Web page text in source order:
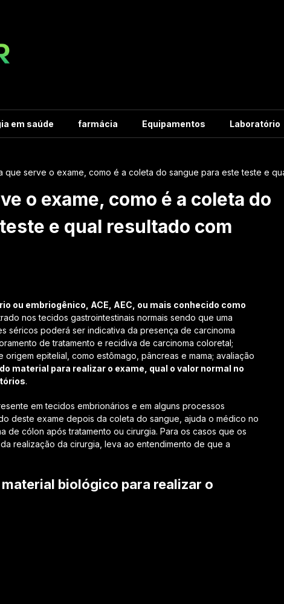
em saúde farmácia Equipamentos Laboratório
que serve o exame, como é a coleta do sangue para este teste e
o exame, como é a coleta do
e qual resultado com
ou embriogênico, ACE, AEC, ou mais conhecido como
nos tecidos gastrointestinais normais sendo que uma
séricos poderá ser indicativa da presença de carcinoma
de tratamento e recidiva de carcinoma coloretal;
epitelial, como estômago, pâncreas e mama; avaliação
material para realizar o exame, qual o valor normal no
.
em tecidos embrionários e em alguns processos
deste exame depois da coleta do sangue, ajuda o médico no
de cólon após tratamento ou cirurgia. Para os casos que os
realização da cirurgia, leva ao entendimento de que a
biológico para realizar o